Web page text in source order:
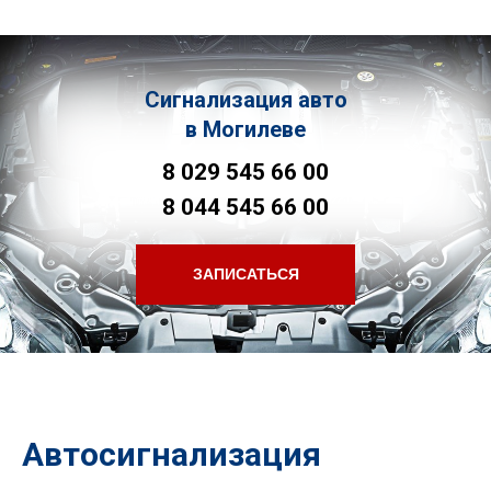
ЗАПИСАТЬСЯ
Сигнализация авто
в Могилеве
8 029 545 66 00
8 044 545 66 00
Автосигнализация